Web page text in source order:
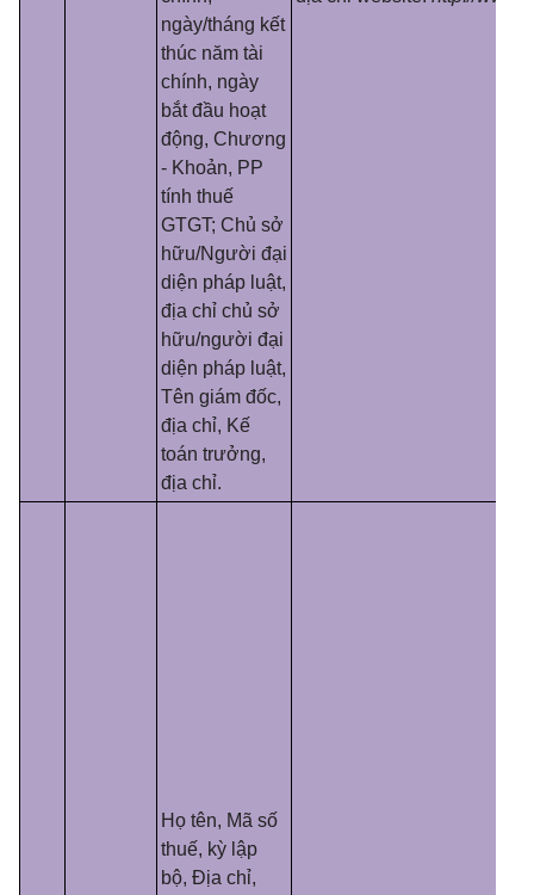
ngày/tháng kết
thúc năm tài
chính, ngày
bắt đầu hoạt
động, Chương
- Khoản, PP
tính thuế
GTGT; Chủ sở
hữu/Người đại
diện pháp luật,
địa chỉ chủ sở
hữu/người đại
diện pháp luật,
Tên giám đốc,
địa chỉ, Kế
toán trưởng,
địa chỉ.
Họ tên, Mã số
thuế, kỳ lập
bộ, Địa chỉ,